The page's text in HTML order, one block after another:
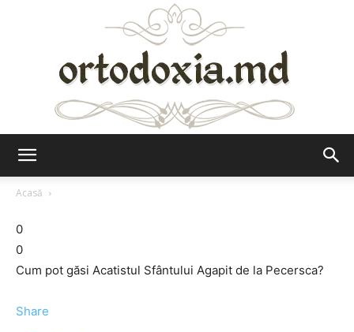
Acasă
0
0
Cum pot găsi Acatistul Sfântului Agapit de la Pecersca?
Share